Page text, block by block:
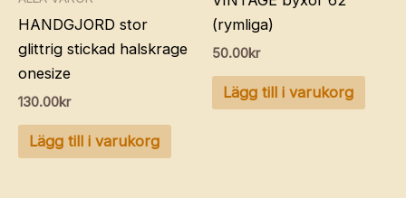
HANDGJORD stor
glittrig stickad halskrage
onesize
130.00kr
Lägg till i varukorg
(rymliga)
50.00kr
Lägg till i varukorg